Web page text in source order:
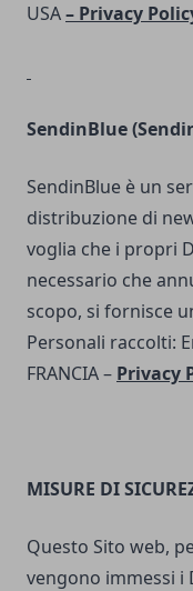
USA– Privacy
SendinBlue
SendinBlue è un
distribuzione di
voglia che i propri
necessario che
scopo, si fornisce
Personali raccolti:
FRANCIA – Privacy
MISURE DI
Questo Sito web,
vengono immessi i